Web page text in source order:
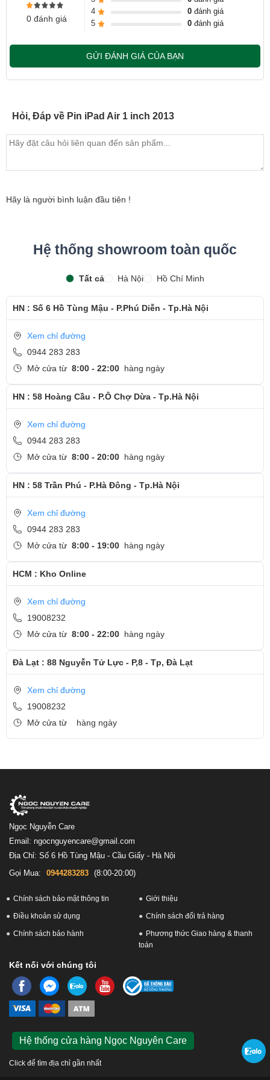
tâm tới dịch vụ thay Pin iPad tại Ngọc Nguyễn Care
CSKH dịch vụ sửa chữa: 0944-283-283
0 đánh giá
4
0đánh giá
5
0đánh giá
GỬI ĐÁNH GIÁ CỦA BẠN
Hỏi, Đáp về Pin iPad Air 1 inch 2013
Hãy là người bình luận đầu tiên !
Hệ thống showroom toàn quốc
Tất cả Hà Nội Hồ Chí Minh
HN : Số 6 Hồ Tùng Mậu - P.Phú Diễn - Tp.Hà Nội
Xem chỉ đường
0944 283 283
Mở cửa từ 8:00 - 22:00 hàng ngày
HN : 58 Hoàng Cầu - P.Ô Chợ Dừa - Tp.Hà Nội
Xem chỉ đường
0944 283 283
Mở cửa từ 8:00 - 20:00 hàng ngày
HN : 58 Trần Phú - P.Hà Đông - Tp.Hà Nội
Xem chỉ đường
0944 283 283
Mở cửa từ 8:00 - 19:00 hàng ngày
HCM : Kho Online
Xem chỉ đường
19008232
Mở cửa từ 8:00 - 22:00 hàng ngày
Đà Lạt : 88 Nguyễn Tử Lực - P,8 - Tp, Đà Lạt
Xem chỉ đường
19008232
Mở cửa từ
hàng ngày
Ngọc Nguyễn Care
Email: ngocnguyencare@gmail.com
Địa Chỉ: Số 6 Hồ Tùng Mậu - Cầu Giấy - Hà Nội
Gọi Mua:
0944283283 (8:00-20:00)
Chính sách bảo mật thông tin Giới thiệu
Điều khoản sử dụng Chính sách đổi trả hàng
Chính sách bảo hành
Phương thức Giao hàng & thanh
toán
Kết nối với chúng tôi
Hệ thống cửa hàng Ngọc Nguyên Care
Click để tìm địa chỉ gần nhất